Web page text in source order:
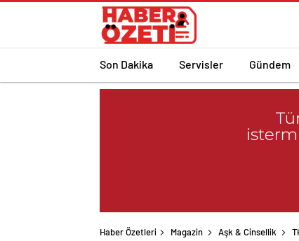
Son Dakika Servisler Gündem
Haber Özetleri Magazin Aşk & Cinsellik